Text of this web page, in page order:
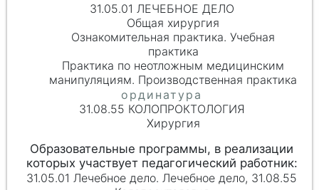
31.05.01 ЛЕЧЕБНОЕ ДЕЛО
Общая хирургия
Ознакомительная практика. Учебная
практика
Практика по неотложным медицинским
манипуляциям. Производственная практика
31.08.55 КОЛОПРОКТОЛОГИЯ
Хирургия
31.05.01 Лечебное дело. Лечебное дело, 31.08.55